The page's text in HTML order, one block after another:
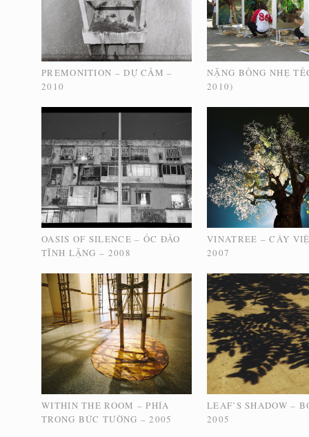
PREMONITION – DỰ CẢM –
2010
NẶNG BỒNG NHẸ
2010)
OASIS OF SILENCE – ỐC ĐẢO
TĨNH LẶNG – 2008
VINATREE – CÂY
2007
WITHIN THE ROOM – PHÍA
TRONG BỨC TƯỜNG – 2005
LEAF’S SHADOW –
2005